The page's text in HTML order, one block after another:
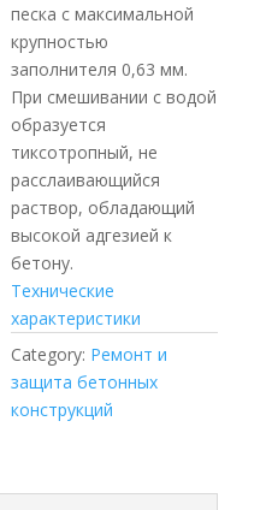
песка с максимальной
крупностью
заполнителя 0,63 мм.
При смешивании с водой
образуется
тиксотропный, не
расслаивающийся
раствор, обладающий
высокой адгезией к
бетону.
Технические
характеристики
Category: Ремонт и
защита бетонных
конструкций